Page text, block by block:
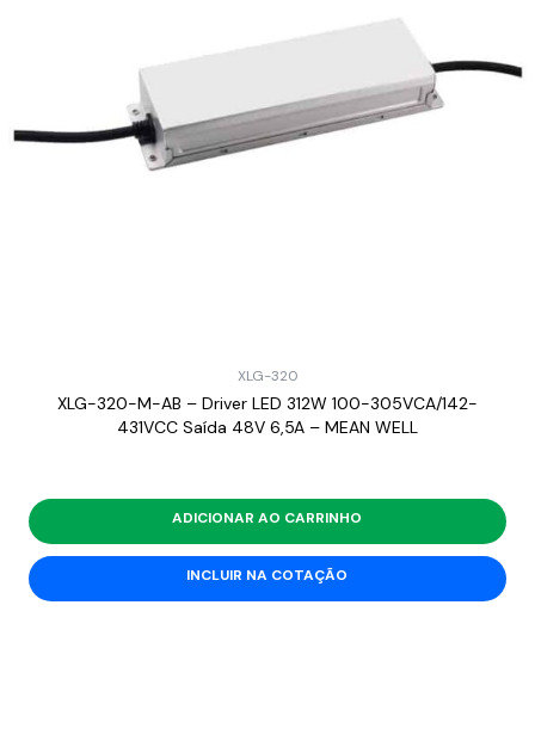
XLG-320
XLG-320-M-AB – Driver LED 312W 100-305VCA/142-
431VCC Saída 48V 6,5A – MEAN WELL
ADICIONAR AO CARRINHO
INCLUIR NA COTAÇÃO